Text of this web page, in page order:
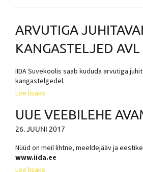
ARVUTIGA
KANGASTELJED AVL
IIDA Suvekoolis saab kududa arvutiga
kangastelgedel.
Loe lisaks
UUE VEEBILEHE
26. JUUNI 2017
Nüüd on meil lihtne, meeldejääv ja
www.iida.ee
Loe lisaks